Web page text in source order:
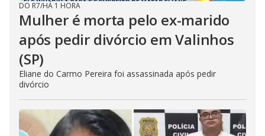
DO R7/HÁ 1 HORA
Mulher é morta pelo ex-marido
após pedir divórcio em Valinhos
(SP)
Eliane do Carmo Pereira foi assassinada após pedir
divórcio